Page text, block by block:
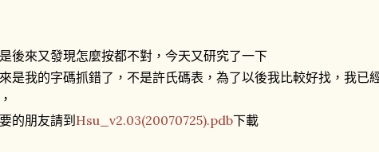
後來又發現怎麼按都不對，今天又研究了一下
是我的字碼抓錯了，不是許氏碼表，為了以後我比較好找，我已
的朋友請到 Hsu_v2.03(20070725).pdb下載